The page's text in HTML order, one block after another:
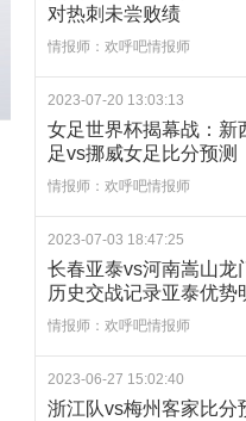
对热刺未尝败绩
情报师：欢呼吧情报师
2023-07-20 13:03:13
女足世界杯揭幕战：新
足vs挪威女足比分预测
情报师：欢呼吧情报师
2023-07-03 18:47:25
长春亚泰vs河南嵩山龙
历史交战记录亚泰优势
情报师：欢呼吧情报师
2023-06-27 15:02:40
浙江队vs梅州客家比分预